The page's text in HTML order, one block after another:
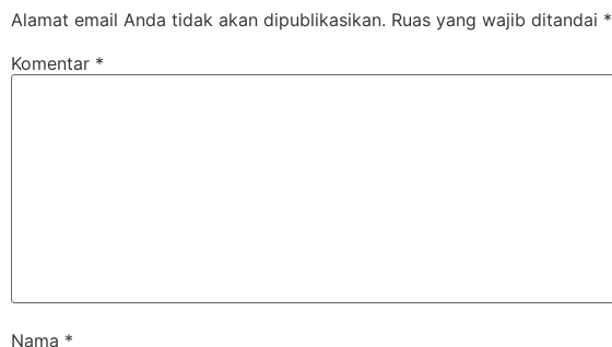
Alamat email Anda tidak akan dipublikasikan. Ruas yang wajib ditandai *
Komentar *
Nama *